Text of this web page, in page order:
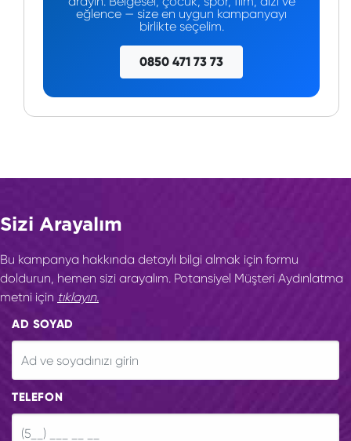
eğlence — size en uygun kampanyayı
birlikte seçelim.
0850 471 73 73
Sizi Arayalım
Bu kampanya hakkında detaylı bilgi almak için formu
doldurun, hemen sizi arayalım. Potansiyel Müşteri Aydınlatma
metni için tıklayın.
AD SOYAD
TELEFON